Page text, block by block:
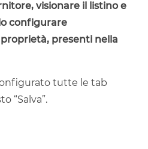
visionare il listino e
configurare
presenti nella
tutte le tab
“Salva”.